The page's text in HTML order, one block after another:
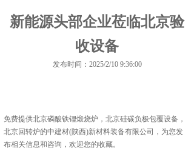
新能源头部企业莅临北京验
收设备
发布时间：2025/2/10 9:36:00
免费提供北京磷酸铁锂煅烧炉 ，北京硅碳负极包覆设备，
北京回转炉的中建材(陕西)新材料装备有限公司，为您发
布相关信息和咨询，欢迎您的收藏。